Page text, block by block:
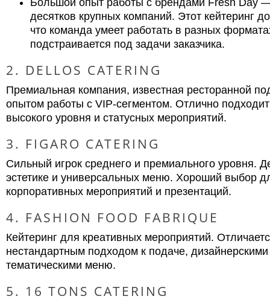
Большой опыт работы с брендами Fresh Day
десятков крупных компаний. Этот кейтеринг
что команда умеет работать в разных
подстраивается под задачи заказчика.
2. DELLOS CATERING
Премиальная компания, известная ресторанной
опытом работы с VIP-сегментом. Отлично
высокого уровня и статусных мероприятий.
3. FIGARO CATERING
Сильный игрок среднего и премиального уровня.
эстетике и универсальных меню. Хороший выбор
корпоративных мероприятий и презентаций.
4. FASHION FOOD FABRIQUE
Кейтеринг для креативных мероприятий.
нестандартным подходом к подаче,
тематическими меню.
5. 16 TONS CATERING